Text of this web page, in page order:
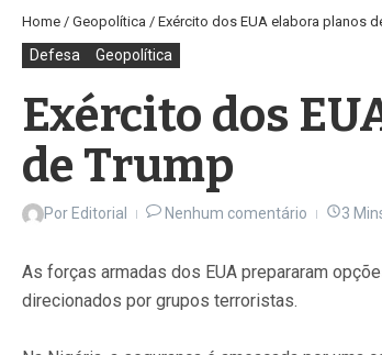
Home / Geopolítica / Exército dos EUA elabora planos
Defesa Geopolítica
Exército dos
de Trump
Por Editorial Nenhum comentário 3
As forças armadas dos EUA prepararam
direcionados por grupos terroristas.